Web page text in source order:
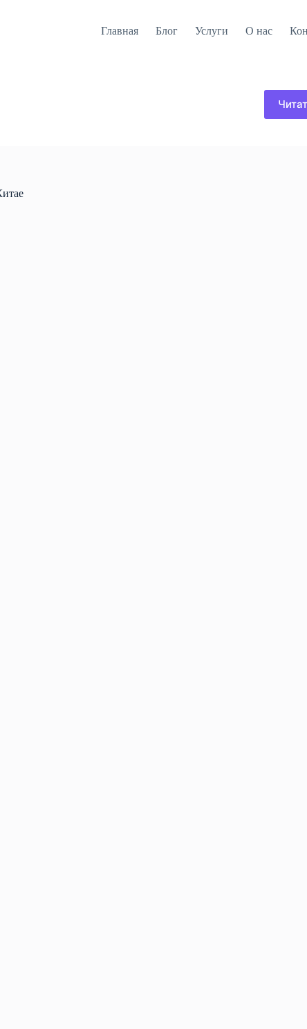
Главная Блог Услуги О нас